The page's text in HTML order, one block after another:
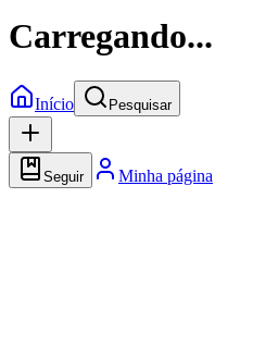
Carregando...
Início Pesquisar
Seguir Minha página